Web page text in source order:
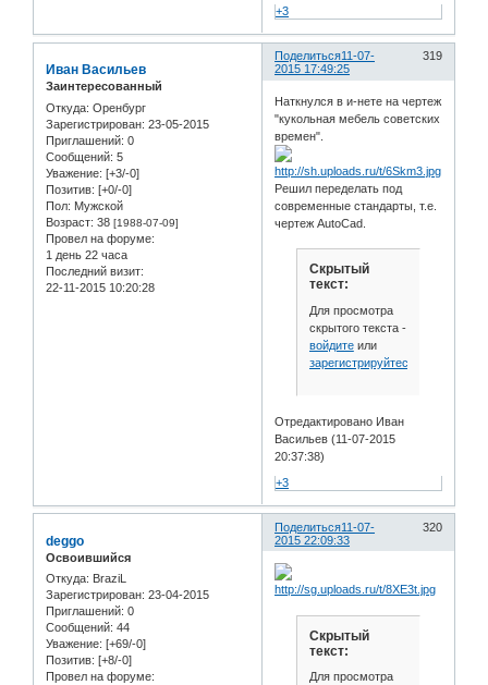
+3
Поделиться 319
11-07-
2015 17:49:25
Иван Васильев
Заинтересованный
Откуда: Оренбург
Зарегистрирован: 23-05-2015
Приглашений: 0
Сообщений: 5
Уважение: [+3/-0]
Позитив: [+0/-0]
Пол: Мужской
Возраст: 38 [1988-07-09]
Провел на форуме:
1 день 22 часа
Последний визит:
22-11-2015 10:20:28
Наткнулся в и-нете на чертеж
"кукольная мебель советских
времен".
Решил переделать под
современные стандарты, т.е.
чертеж AutoCad.
Скрытый
текст:
Для просмотра
скрытого текста -
войдитеили
зарегистрируйтесь
Отредактировано Иван
Васильев (11-07-2015
20:37:38)
+3
Поделиться 320
11-07-
2015 22:09:33
deggo
Освоившийся
Откуда: BraziL
Зарегистрирован: 23-04-2015
Приглашений: 0
Сообщений: 44
Уважение: [+69/-0]
Позитив: [+8/-0]
Провел на форуме:
Скрытый
текст:
Для просмотра